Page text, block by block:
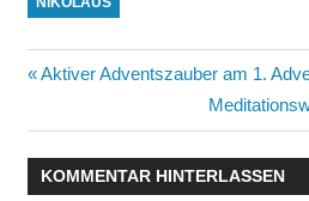
Vorheriger
Aktiver Adventszauber am 1.
Nächster
Beitrag:
KOMMENTAR HINTERLASSEN